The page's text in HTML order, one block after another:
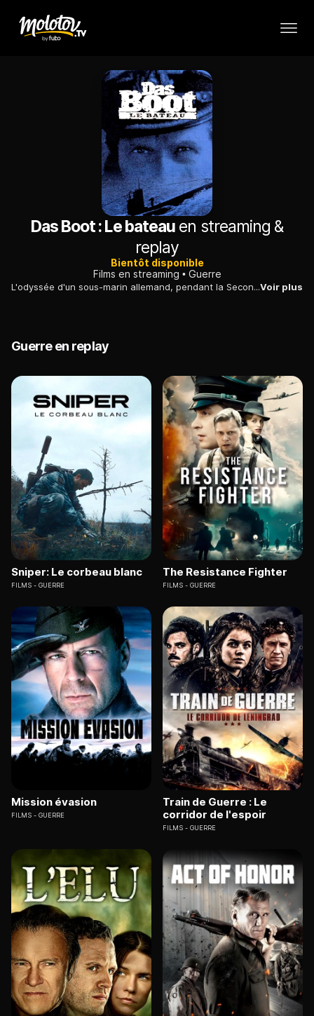
Das Boot : Le bateau en streaming &
replay
Bientôt disponible
Films en streaming
Guerre
L'odyssée d'un sous-marin allemand, pendant la Seconde Guerre mondiale. A l'euphorie générale de 1941 succèdent bientôt les attaques de la flotte des Alliés.Voir plus
Guerre en replay
Sniper: Le corbeau blanc
FILMS GUERRE
The Resistance Fighter
FILMS GUERRE
Mission évasion
FILMS GUERRE
Train de Guerre : Le
corridor de l'espoir
FILMS GUERRE